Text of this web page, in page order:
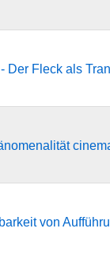
Der Fleck als
von